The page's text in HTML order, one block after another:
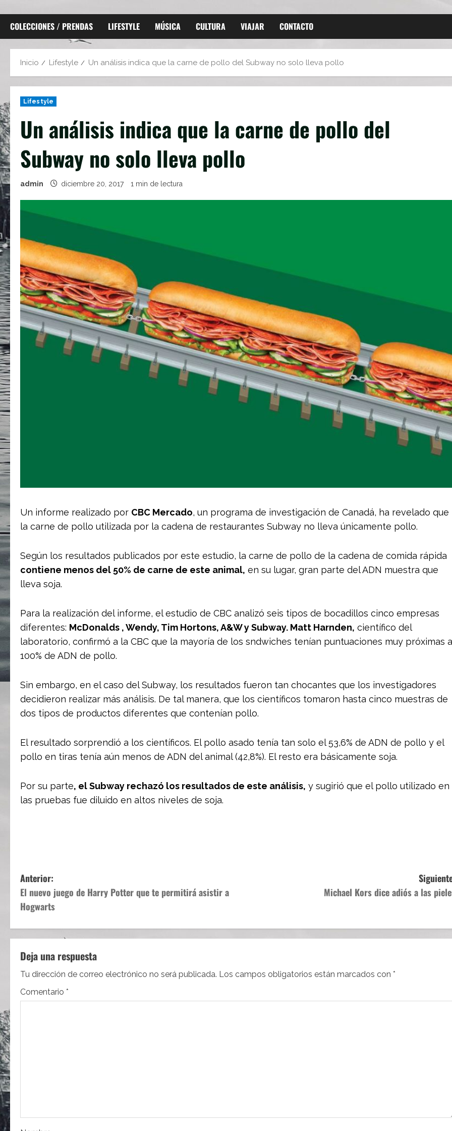
COLECCIONES / PRENDAS LIFESTYLE MÚSICA CULTURA VIAJAR CONTACTO
Inicio Lifestyle Un análisis indica que la carne de pollo del Subway no solo lleva pollo
Lifestyle
Un análisis indica que la carne de pollo del
Subway no solo lleva pollo
admin diciembre 20, 2017 1 min de lectura
Un informe realizado por CBC Mercado, un programa de investigación de Canadá, ha revelado que
la carne de pollo utilizada por la cadena de restaurantes Subway no lleva únicamente pollo.
Según los resultados publicados por este estudio, la carne de pollo de la cadena de comida rápida
contiene menos del 50% de carne de este animal, en su lugar, gran parte del ADN muestra que
lleva soja.
Para la realización del informe, el estudio de CBC analizó seis tipos de bocadillos cinco empresas
diferentes: McDonalds , Wendy, Tim Hortons, A&W y Subway. Matt Harnden, científico del
laboratorio, confirmó a la CBC que la mayoría de los sndwiches tenían puntuaciones muy próximas
100% de ADN de pollo.
Sin embargo, en el caso del Subway, los resultados fueron tan chocantes que los investigadores
decidieron realizar más análisis. De tal manera, que los científicos tomaron hasta cinco muestras de
dos tipos de productos diferentes que contenían pollo.
El resultado sorprendió a los científicos. El pollo asado tenía tan solo el 53,6% de ADN de pollo y el
pollo en tiras tenía aún menos de ADN del animal (42,8%). El resto era básicamente soja.
Por su parte, el Subway rechazó los resultados de este análisis, y sugirió que el pollo utilizado en
las pruebas fue diluido en altos niveles de soja.
N
a
v
e
g
a
c
e
Anterior:
El nuevo juego de Harry Potter que te permitirá asistir a
Hogwarts
Michael Kors dice adiós a las
Deja una respuesta
Tu dirección de correo electrónico no será publicada. Los campos obligatorios están marcados con *
Comentario *